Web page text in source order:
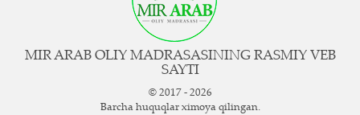
MIR ARAB OLIY MADRASASINING RASMIY VEB
SAYTI
© 2017 - 2026
Barcha huquqlar ximoya qilingan.